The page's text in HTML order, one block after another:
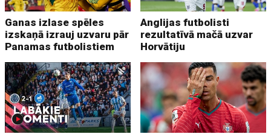
Ganas izlase spēles
izskaņā izrauj uzvaru pār
Panamas futbolistiem
Anglijas futbolisti
rezultatīvā mačā uzvar
Horvātiju